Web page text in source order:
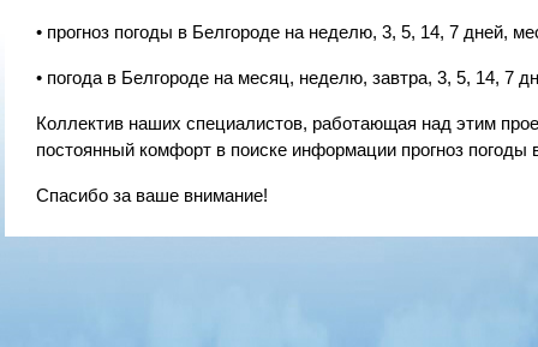
• прогноз погоды в Белгороде на неделю, 3, 5, 14, 7 дней,
• погода в Белгороде на месяц, неделю, завтра, 3, 5, 14, 7
Коллектив наших специалистов, работающая над этим
постоянный комфорт в поиске информации прогноз
Спасибо за ваше внимание!